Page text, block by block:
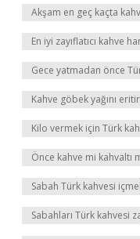
Akşam en geç kaçta
En iyi zayıflatıcı kahve
Gece yatmadan önce
Kahve göbek yağını
Kilo vermek için Türk
Önce kahve mi kahvaltı
Sabah Türk kahvesi
Sabahları Türk kahvesi